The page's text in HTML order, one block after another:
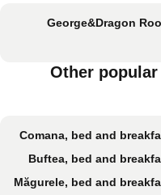
George&Dragon
Other
Comana, bed and
Buftea, bed and
Măgurele, bed and